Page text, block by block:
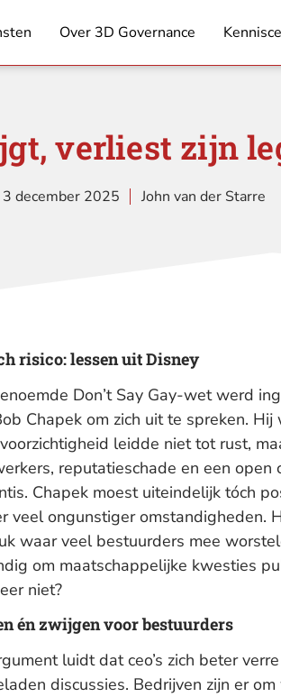
Over 3D Governance
verliest zijn
3 december 2025 John van der Starre
risico: lessen uit Disney
Don’t Say Gay-wet werd
Chapek om zich uit te spreken.
leidde niet tot rust,
reputatieschade en een open
Chapek moest uiteindelijk tóch
veel ongunstiger omstandigheden.
waar veel bestuurders mee
om maatschappelijke kwesties
niet?
én zwijgen voor bestuurders
luidt dat ceo’s zich beter
discussies. Bedrijven zijn er